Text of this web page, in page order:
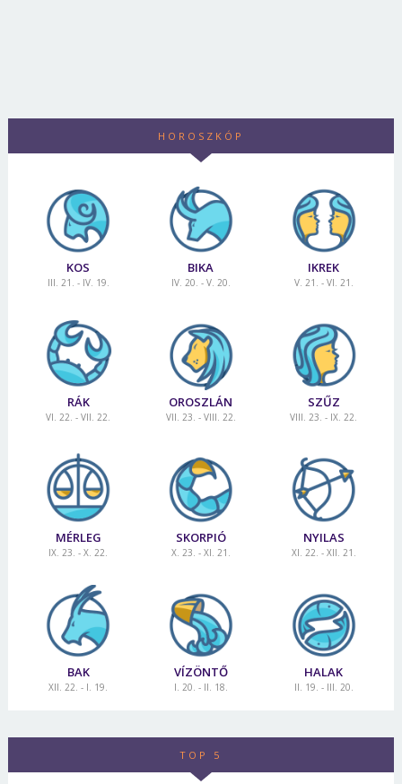
HOROSZKÓP
KOS
III. 21. - IV. 19.
BIKA
IV. 20. - V. 20.
IKREK
V. 21. - VI. 21.
RÁK
VI. 22. - VII. 22.
OROSZLÁN
VII. 23. - VIII. 22.
SZŰZ
VIII. 23. - IX. 22.
MÉRLEG
IX. 23. - X. 22.
SKORPIÓ
X. 23. - XI. 21.
NYILAS
XI. 22. - XII. 21.
BAK
XII. 22. - I. 19.
VÍZÖNTŐ
I. 20. - II. 18.
HALAK
II. 19. - III. 20.
TOP 5